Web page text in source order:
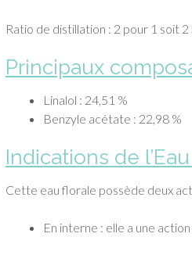
Ratio de distillation : 2 pour 1 soit
Principaux
Linalol : 24,51 %
Benzyle acétate : 22,98 %
Indications de
Cette eau florale possède deux
En interne : elle a une